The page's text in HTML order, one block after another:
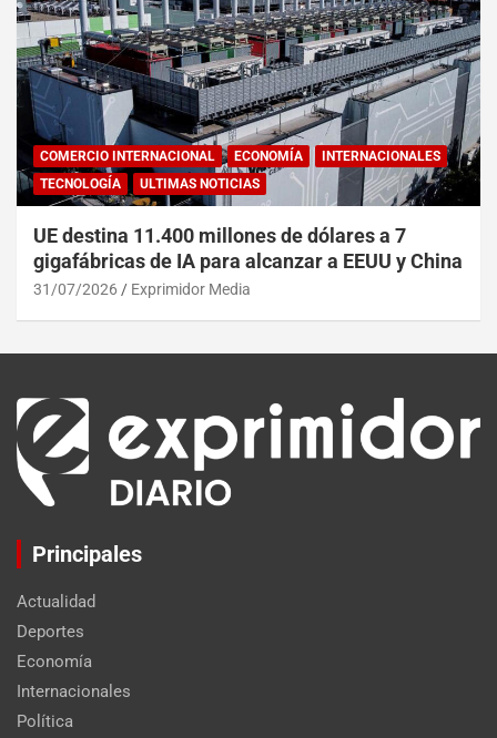
COMERCIO INTERNACIONAL ECONOMÍA
INTERNACIONALES
TECNOLOGÍA
ULTIMAS NOTICIAS
UE destina 11.400 millones de dólares a 7
gigafábricas de IA para alcanzar a EEUU y China
31/07/2026 Exprimidor Media
Principales
Actualidad
Deportes
Economía
Internacionales
Política